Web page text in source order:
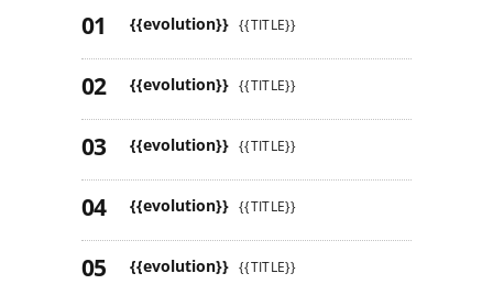
{{evolution}} {{TITLE}}
{{evolution}} {{TITLE}}
{{evolution}} {{TITLE}}
{{evolution}} {{TITLE}}
{{evolution}} {{TITLE}}